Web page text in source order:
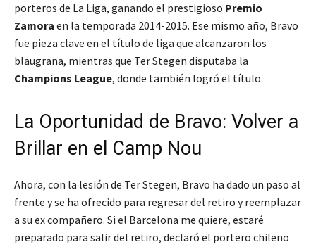
porteros de La Liga, ganando el prestigioso Premio
Zamora en la temporada 2014-2015. Ese mismo año, Bravo
fue pieza clave en el título de liga que alcanzaron los
blaugrana, mientras que Ter Stegen disputaba la
Champions League, donde también logró el título.
La Oportunidad de Bravo: Volver a
Brillar en el Camp Nou
Ahora, con la lesión de Ter Stegen, Bravo ha dado un paso al
frente y se ha ofrecido para regresar del retiro y reemplazar
a su ex compañero. Si el Barcelona me quiere, estaré
preparado para salir del retiro, declaró el portero chileno